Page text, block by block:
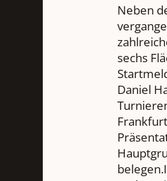
Neben
sechs
Daniel